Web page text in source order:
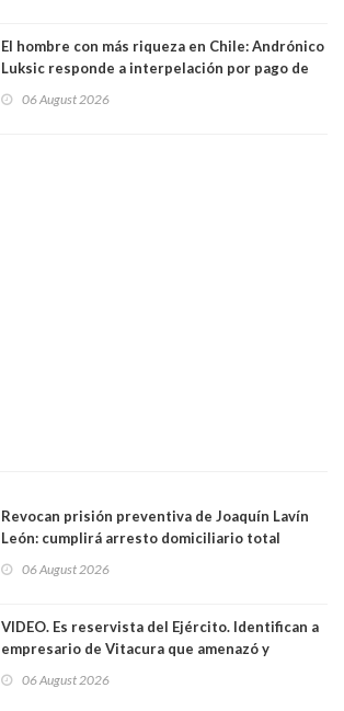
El hombre con más riqueza en Chile: Andrónico
Luksic responde a interpelación por pago de
día que me muera”
06 August 2026
Revocan prisión preventiva de Joaquín Lavín
León: cumplirá arresto domiciliario total
06 August 2026
VIDEO. Es reservista del Ejército. Identifican a
empresario de Vitacura que amenazó y
al "ring raja". Se trata de Andrés Arrieta y la
06 August 2026